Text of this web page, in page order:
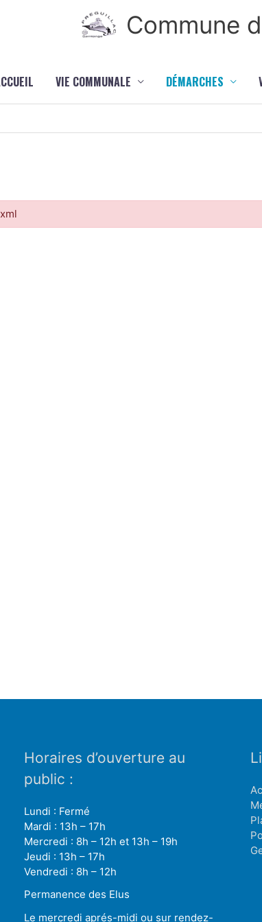
Commune
VIE COMMUNALE DÉMARCHES
Horaires d’ouverture au
public :
Lundi : Fermé
Mardi : 13h – 17h
Mercredi : 8h – 12h et 13h – 19h
Jeudi : 13h – 17h
Vendredi : 8h – 12h
Permanence des Elus
Le mercredi aprés-midi ou sur rendez-